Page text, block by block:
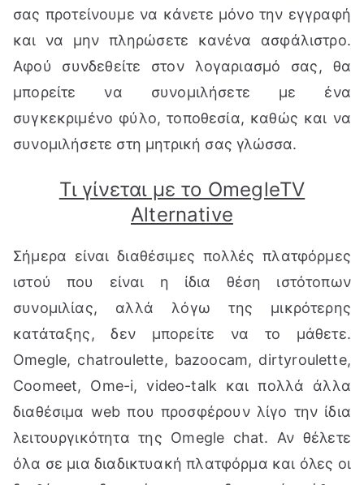
σας προτείνουμε να κάνετε μόνο την εγγραφή
και να μην πληρώσετε κανένα ασφάλιστρο.
Αφού συνδεθείτε στον λογαριασμό σας, θα
μπορείτε να συνομιλήσετε με ένα
συγκεκριμένο φύλο, τοποθεσία, καθώς και να
συνομιλήσετε στη μητρική σας γλώσσα.
Τι γίνεται με το OmegleTV
Alternative
Σήμερα είναι διαθέσιμες πολλές πλατφόρμες
ιστού που είναι η ίδια θέση ιστότοπων
συνομιλίας, αλλά λόγω της μικρότερης
κατάταξης, δεν μπορείτε να το μάθετε.
Omegle, chatroulette, bazoocam, dirtyroulette,
Coomeet, Ome-i, video-talk και πολλά άλλα
διαθέσιμα web που προσφέρουν λίγο την ίδια
λειτουργικότητα της Omegle chat. Αν θέλετε
όλα σε μια διαδικτυακή πλατφόρμα και όλες οι